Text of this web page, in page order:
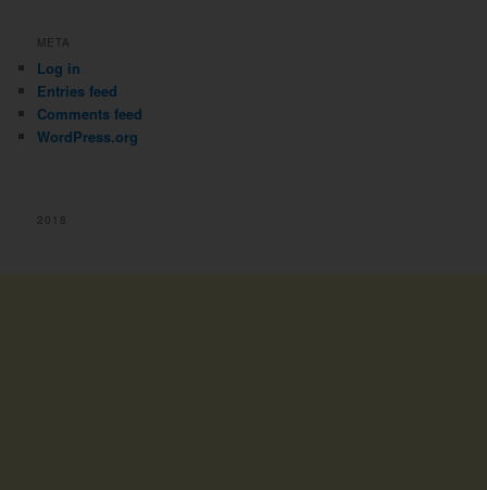
META
Log in
Entries feed
Comments feed
WordPress.org
2018